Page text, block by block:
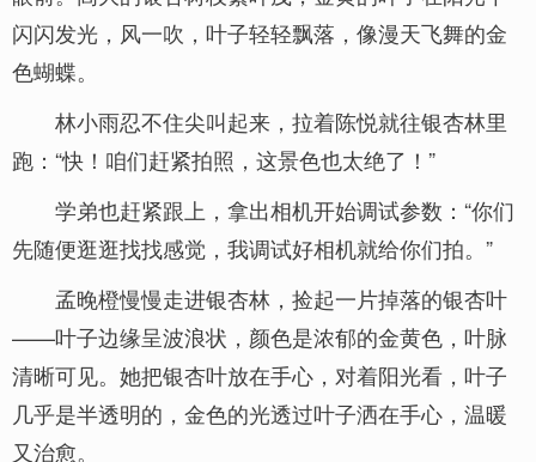
闪闪发光，风一吹，叶子轻轻飘落，像漫天飞舞的金
色蝴蝶。
林小雨忍不住尖叫起来，拉着陈悦就往银杏林里
跑：“快！咱们赶紧拍照，这景色也太绝了！”
学弟也赶紧跟上，拿出相机开始调试参数：“你们
先随便逛逛找找感觉，我调试好相机就给你们拍。”
孟晚橙慢慢走进银杏林，捡起一片掉落的银杏叶
——叶子边缘呈波浪状，颜色是浓郁的金黄色，叶脉
清晰可见。她把银杏叶放在手心，对着阳光看，叶子
几乎是半透明的，金色的光透过叶子洒在手心，温暖
又治愈。